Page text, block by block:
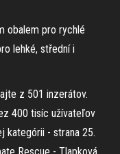
obalem pro rychlé
lehké, střední i
z 501 inzerátov.
400 tisíc užívateľov
kategórii - strana 25.